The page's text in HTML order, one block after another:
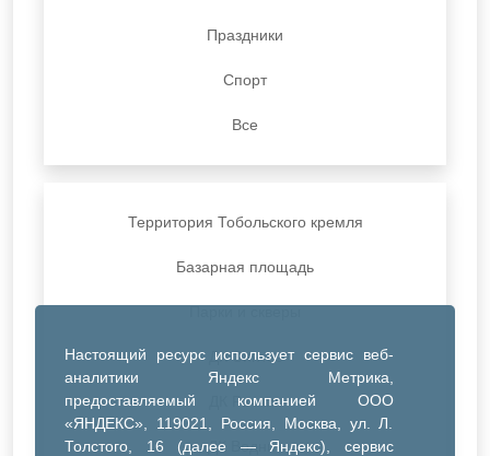
Настоящий ресурс использует сервис веб-
аналитики Яндекс Метрика,
предоставляемый компанией ООО
«ЯНДЕКС», 119021, Россия, Москва, ул. Л.
Толстого, 16 (далее — Яндекс), сервис
Праздники
Спорт
Все
Территория Тобольского кремля
Базарная площадь
ДК Синтез
ДК Речник
ДК Водник